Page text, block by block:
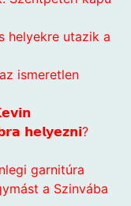
helyekre utazik a
ismeretlen
𝗵𝗲𝗹𝘆𝗲𝘇𝗻𝗶?
garnitúra
a Szinvába